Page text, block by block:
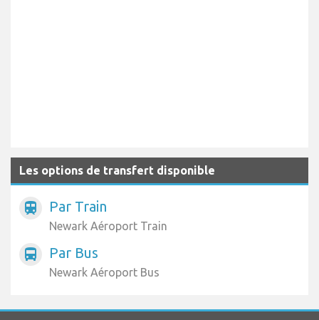
Les options de transfert disponible
train Par Train
Newark Aéroport Train
directions_bus Par Bus
Newark Aéroport Bus